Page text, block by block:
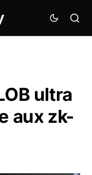
ultra
aux zk-